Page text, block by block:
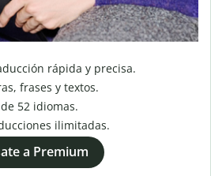
rápida y precisa.
frases y textos.
52 idiomas.
ilimitadas.
a Premium